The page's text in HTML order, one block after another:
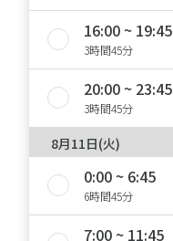
16:00 ~ 19:45
3時間45分
20:00 ~ 23:45
3時間45分
8月11日(火)
0:00 ~ 6:45
6時間45分
7:00 ~ 11:45